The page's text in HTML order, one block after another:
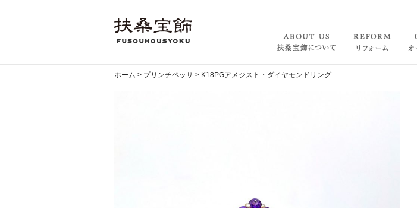
ホーム > プリンチペッサ > K18PGアメジスト・ダイヤモンドリング